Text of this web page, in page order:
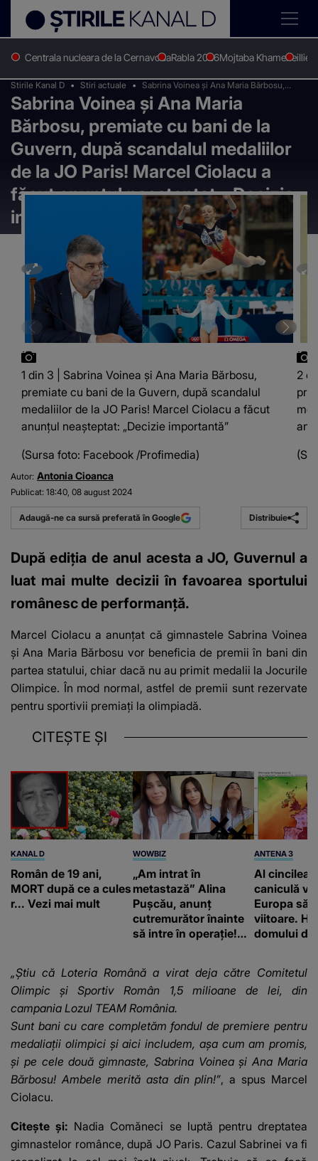
Centrala nucleara de la CernavodaRabla 2026Mojtaba KhameneiIlie
Stirile Kanal D Stiri actuale
Sabrina Voinea și Ana Maria Bărbosu,
premiate cu bani de la Guvern, după
scandalul medaliilor de la JO Paris! Marcel
Ciolacu a făcut anunțul neașteptat:
„Decizie importantă”
Sabrina Voinea și Ana Maria
Bărbosu, premiate cu bani de la
Guvern, după scandalul medaliilor
de la JO Paris! Marcel Ciolacu a
făcut anunțul neașteptat: „Decizie
importantă”
1 din 3 | Sabrina Voinea și Ana Maria Bărbosu,
premiate cu bani de la Guvern, după scandalul
medaliilor de la JO Paris! Marcel Ciolacu a făcut
anunțul neașteptat: „Decizie importantă”
(Sursa foto: Facebook /Profimedia)
2
Autor: Antonia Cioanca
Publicat: 18:40, 08 august 2024
Adaugă-ne ca sursă preferată în Google Distribuie
După ediția de anul acesta a JO, Guvernul a
luat mai multe decizii în favoarea sportului
românesc de performanță.
Marcel Ciolacu a anunțat că gimnastele Sabrina Voinea
și Ana Maria Bărbosu vor beneficia de premii în bani din
partea statului, chiar dacă nu au primit medalii la Jocurile
Olimpice. În mod normal, astfel de premii sunt rezervate
pentru sportivii premiați la olimpiadă.
CITEȘTE ȘI
KANAL D
Român de 19 ani,
MORT după ce a cules
r... Vezi mai mult
WOWBIZ
„Am intrat în
metastază” Alina
Pușcău, anunț
cutremurător înainte
să intre în operație!
fanilor
ANTENA 3
Al cincilea
caniculă
Europa
viitoare.
domului de
„Știu că Loteria Română a virat deja către Comitetul
Olimpic și Sportiv Român 1,5 milioane de lei, din
campania Lozul TEAM România.
Sunt bani cu care completăm fondul de premiere pentru
medaliații olimpici și aici includem, așa cum am promis,
și pe cele două gimnaste, Sabrina Voinea și Ana Maria
Bărbosu! Ambele merită asta din plin!”, a spus Marcel
Ciolacu.
Citește și: Nadia Comăneci se luptă pentru dreptatea
gimnastelor românce, după JO Paris. Cazul Sabrinei va fi